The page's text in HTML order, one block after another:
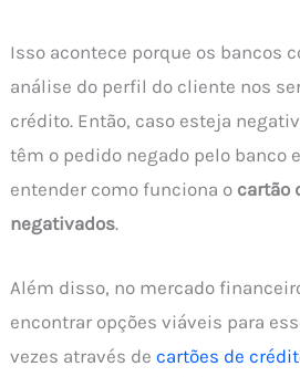
Isso acontece porque os bancos
análise do perfil do cliente nos
crédito. Então, caso esteja
têm o pedido negado pelo banco
entender como funciona o cartão
negativados.
Além disso, no mercado
encontrar opções viáveis para
vezes através decartões de